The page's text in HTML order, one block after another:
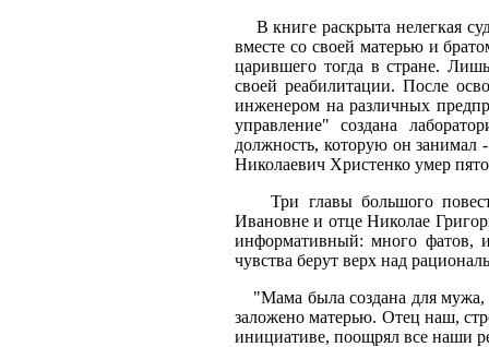
В книге раскрыта нелегкая
вместе со своей матерью и
царившего тогда в стране.
своей реабилитации. После
инженером на различных
управление" создана
должность, которую он занимал
Николаевич Христенко умер
Три главы большого
Ивановне и отце Николае
информативный: много фатов,
чувства берут верх над
"Мама была создана для мужа,
заложено матерью. Отец наш,
инициативе, поощрял все наши